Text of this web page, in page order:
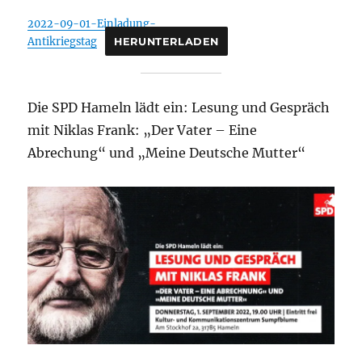
2022-09-01-Einladung-
Antikriegstag
HERUNTERLADEN
Die SPD Hameln lädt ein: Lesung und Gespräch
mit Niklas Frank: „Der Vater – Eine
Abrechung“ und „Meine Deutsche Mutter“